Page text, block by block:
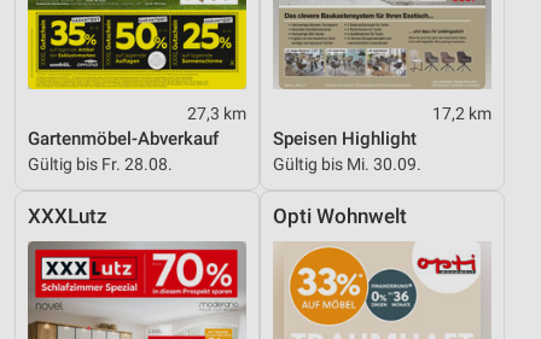
27,3 km
Gartenmöbel-Abverkauf
Gültig bis Fr. 28.08.
17,2 km
Speisen Highlight
Gültig bis Mi. 30.09.
XXXLutz Opti Wohnwelt